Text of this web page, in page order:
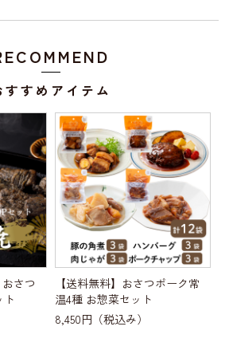
すすめアイテム
さつ
ト
【送料無料】おさつポーク常
温4種 お惣菜セット
8,450円 （税込み）